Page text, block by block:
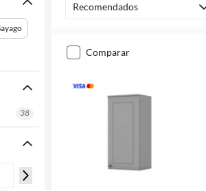
38
Recomendados
comparar